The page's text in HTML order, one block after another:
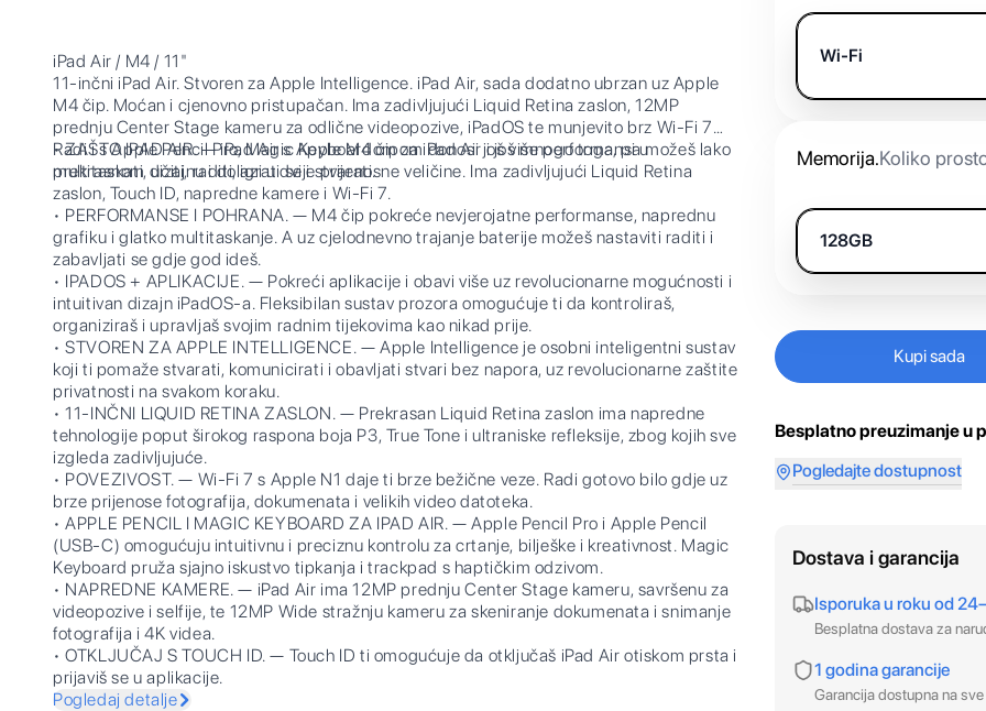
iPad Air / M4 / 11"
11-inčni iPad Air. Stvoren za Apple Intelligence. iPad Air, sada dodatno ubrzan uz Apple
M4 čip. Moćan i cjenovno pristupačan. Ima zadivljujući Liquid Retina zaslon, 12MP
prednju Center Stage kameru za odlične videopozive, iPadOS te munjevito brz Wi-Fi 7
Radi i s Apple Pencil Pro, Magic Keyboardom za iPad Air i još mnogo toga, pa možeš lako
multitaskati, učiti, raditi, igrati se i stvarati.
• ZAŠTO IPAD AIR. — iPad Air s Apple M4 čipom donosi još više performansi u
prekrasnom dizajnu i dolazi u dvije prijenosne veličine. Ima zadivljujući Liquid Retina
zaslon, Touch ID, napredne kamere i Wi-Fi 7.
• PERFORMANSE I POHRANA. — M4 čip pokreće nevjerojatne performanse, naprednu
grafiku i glatko multitaskanje. A uz cjelodnevno trajanje baterije možeš nastaviti raditi i
zabavljati se gdje god ideš.
• IPADOS + APLIKACIJE. — Pokreći aplikacije i obavi više uz revolucionarne mogućnosti i
intuitivan dizajn iPadOS-a. Fleksibilan sustav prozora omogućuje ti da kontroliraš,
organiziraš i upravljaš svojim radnim tijekovima kao nikad prije.
• STVOREN ZA APPLE INTELLIGENCE. — Apple Intelligence je osobni inteligentni sustav
koji ti pomaže stvarati, komunicirati i obavljati stvari bez napora, uz revolucionarne zaštite
privatnosti na svakom koraku.
• 11-INČNI LIQUID RETINA ZASLON. — Prekrasan Liquid Retina zaslon ima napredne
tehnologije poput širokog raspona boja P3, True Tone i ultraniske refleksije, zbog kojih sve
izgleda zadivljujuće.
• POVEZIVOST. — Wi-Fi 7 s Apple N1 daje ti brze bežične veze. Radi gotovo bilo gdje uz
brze prijenose fotografija, dokumenata i velikih video datoteka.
• APPLE PENCIL I MAGIC KEYBOARD ZA IPAD AIR. — Apple Pencil Pro i Apple Pencil
(USB-C) omogućuju intuitivnu i preciznu kontrolu za crtanje, bilješke i kreativnost. Magic
Keyboard pruža sjajno iskustvo tipkanja i trackpad s haptičkim odzivom.
• NAPREDNE KAMERE. — iPad Air ima 12MP prednju Center Stage kameru, savršenu za
videopozive i selfije, te 12MP Wide stražnju kameru za skeniranje dokumenata i snimanje
fotografija i 4K videa.
• OTKLJUČAJ S TOUCH ID. — Touch ID ti omogućuje da otključaš iPad Air otiskom prsta i
prijaviš se u aplikacije.
Pogledaj detalje
Wi-Fi
Memorija.Koliko
128GB
Kupi sada
Besplatno preuzimanje u
Pogledajte dostupnost
Dostava i garancija
Isporuka u roku od
Besplatna dostava za
1 godina garancije
Garancija dostupna na